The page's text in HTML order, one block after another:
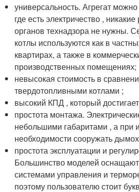
универсальность. Агрегат
где есть электричество ,
органов технадзора не нужны.
котлы используются как в
квартирах, а также в
производственных помещениях;
невысокая стоимость в
твердотопливными котлами ;
высокий КПД , который
простота монтажа.
небольшими габаритами , а при
необходимости сооружать
простота эксплуатации и
Большинство моделей
системами управления и
поэтому пользователю стоит